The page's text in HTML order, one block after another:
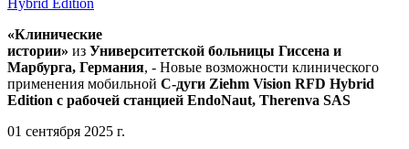
«Клинические
истории» из Университетской больницы Гиссена и
Марбурга, Германия, - Новые возможности клинического
применения мобильной С-дуги Ziehm Vision RFD Hybrid
Edition с рабочей станцией EndoNaut, Therenva SAS
01 сентября 2025 г.